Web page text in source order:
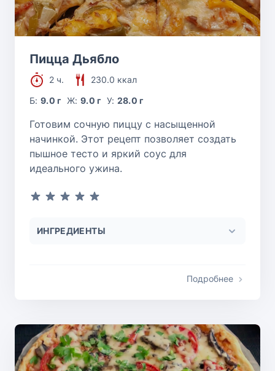
Пицца Дьябло
2 ч.
230.0 ккал
Б:9.0 г Ж: 9.0 г У: 28.0 г
Готовим сочную пиццу с насыщенной
начинкой. Этот рецепт позволяет создать
пышное тесто и яркий соус для
идеального ужина.
ИНГРЕДИЕНТЫ
Подробнее